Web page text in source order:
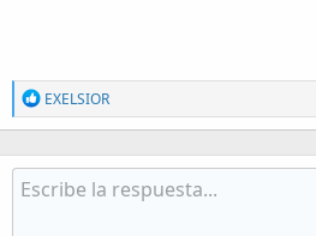
R
e
a
c
t
i
EXELSIOR